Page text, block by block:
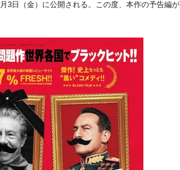
3日（金）に公開される。この度、本作の予告編が